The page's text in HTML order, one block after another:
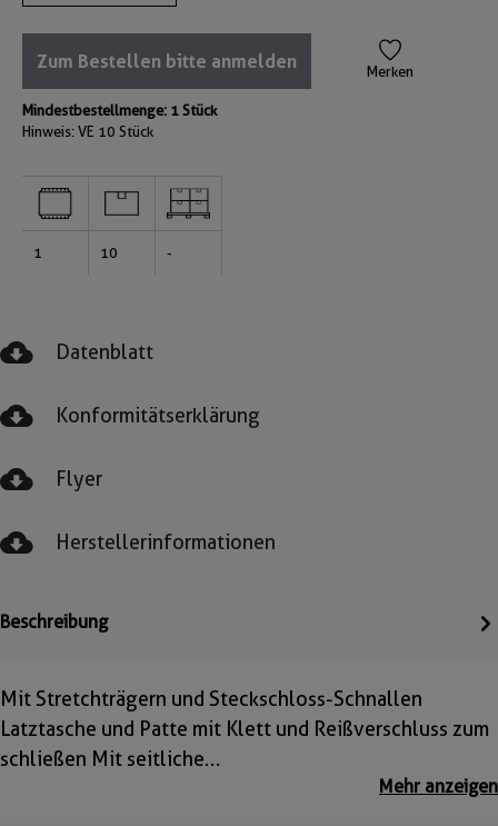
Zum Bestellen bitte anmelden Merken
Mindestbestellmenge: 1 Stück
Hinweis: VE 10 Stück
1 10 -
Datenblatt
Konformitätserklärung
Flyer
Herstellerinformationen
Beschreibung
Mit Stretchträgern und Steckschloss-Schnallen
Latztasche und Patte mit Klett und Reißverschluss zum
schließen Mit seitliche…
Mehr anzeigen